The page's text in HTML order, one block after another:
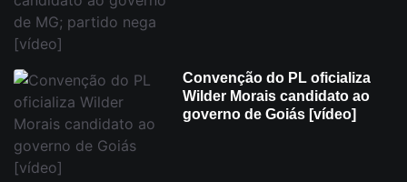
Convenção do PL oficializa
Wilder Morais candidato ao
governo de Goiás [vídeo]